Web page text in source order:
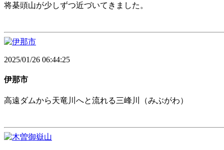
将棊頭山が少しずつ近づいてきました。
2025/01/26 06:44:25
伊那市
高遠ダムから天竜川へと流れる三峰川（みぶがわ）